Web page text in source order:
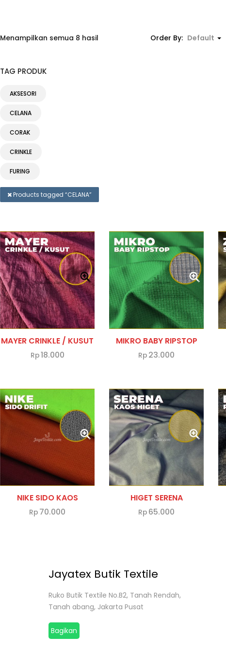
Menampilkan semua 8 hasil Order By: Default
TAG PRODUK
AKSESORI
CELANA
CORAK
CRINKLE
FURING
JAKET
JUMPSUIT
KAOS
KATUN
KEMEJA
MUKENA
NYLON
POLYESTER
ROMPI
SAFETY
SERAGAM
SWEATER
TAS
TOTE BAG
Products tagged “CELANA”
MAYER CRINKLE / KUSUT
Rp18.000
MIKRO BABY RIPSTOP
Rp 23.000
NIKE SIDO KAOS
Rp 70.000
HIGET SERENA
Rp 65.000
Jayatex Butik Textile
Ruko Butik Textile No.B2, Tanah Rendah,
Tanah abang, Jakarta Pusat
Bagikan